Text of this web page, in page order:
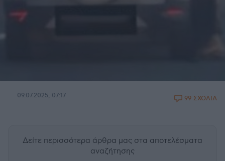
09.07.2025, 07:17 99 ΣΧΟΛΙΑ
Δείτε περισσότερα άρθρα μας στα αποτελέσματα
αναζήτησης